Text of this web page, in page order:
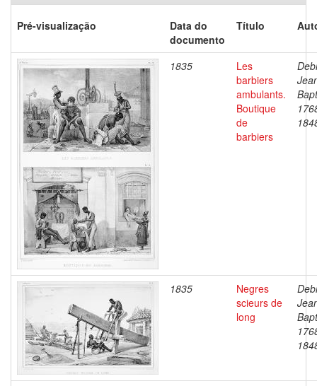
Pré-visualização
Data do
documento
Título
1835
Les
barbiers
ambulants.
Boutique
de
barbiers
1835
Negres
scieurs de
long